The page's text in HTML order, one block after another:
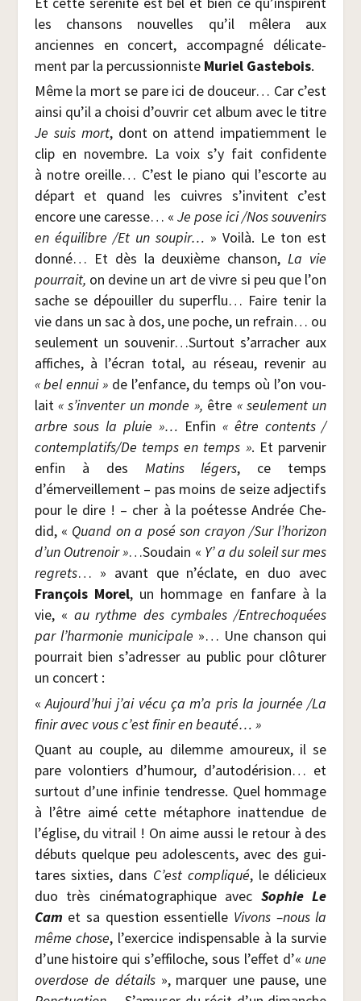
les chan­sons nou­velles qu’il mêle­ra aux
anciennes en concert, accom­pa­gné déli­ca­te­
ment par la per­cus­sion­niste Muriel Gas­te­bois.
Même la mort se pare ici de dou­ceur… Car c’est
ain­si qu’il a choi­si d’ouvrir cet album avec le titre
Je suis mort, dont on attend impa­tiem­ment le
clip en novembre. La voix s’y fait confi­dente
à notre oreille… C’est le pia­no qui l’escorte au
départ et quand les cuivres s’invitent c’est
encore une caresse… « Je pose ici /​Nos sou­ve­nirs
en équi­libre /​Et un sou­pir… » Voi­là. Le ton est
don­né… Et dès la deuxième chan­son,La vie
pour­rait, on devine un art de vivre si peu que l’on
sache se dépouiller du super­flu… Faire tenir la
vie dans un sac à dos, une poche, un refrain… ou
seule­ment un souvenir…Surtout s’arracher aux
affiches, à l’écran total, au réseau, reve­nir au
« bel ennui » de l’enfance, du temps où l’on vou­
lait« s’inventer un monde », être « seule­ment un
arbre sous la pluie »… Enfin « être contents /​
contemplatifs/​De temps en temps ». Et par­ve­nir
enfin à des Matins légers, ce temps
d’émerveillement – pas moins de seize adjec­tifs
pour le dire ! – cher à la poé­tesse Andrée Che­
did, « Quand on a posé son crayon /​Sur l’horizon
d’un Outre­noir »…Sou­dain « Y’ a du soleil sur mes
regrets… » avant que n’éclate, en duo avec
Fran­çois Morel, un hom­mage en fan­fare à la
vie, « au rythme des cym­bales /​Entre­cho­quées
par l’harmonie muni­ci­pale »… Une chan­son qui
pour­rait bien s’adresser au public pour clô­tu­rer
un concert :
«Aujourd’hui j’ai vécu ça m’a pris la jour­née /​La
finir avec vous c’est finir en beauté… »
Quant au couple, au dilemme amou­reux, il se
pare volon­tiers d’humour, d’autodérision… et
sur­tout d’une infi­nie ten­dresse. Quel hom­mage
à l’être aimé cette méta­phore inat­ten­due de
l’église, du vitrail ! On aime aus­si le retour à des
débuts quelque peu ado­les­cents, avec des gui­
tares six­ties, dans C’est com­pli­qué, le déli­cieux
duo très ciné­ma­to­gra­phique avec Sophie Le
Cam et sa ques­tion essen­tielle Vivons –nous la
même chose, l’exercice indis­pen­sable à la sur­vie
d’une his­toire qui s’effiloche, sous l’effet d’« une
over­dose de détails», mar­quer une pause, une